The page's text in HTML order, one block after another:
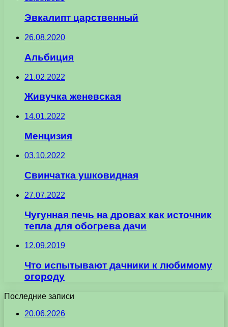
Эвкалипт царственный
26.08.2020
Альбиция
21.02.2022
Живучка женевская
14.01.2022
Менцизия
03.10.2022
Свинчатка ушковидная
27.07.2022
Чугунная печь на дровах как источник
тепла для обогрева дачи
12.09.2019
Что испытывают дачники к любимому
огороду
Последние записи
20.06.2026